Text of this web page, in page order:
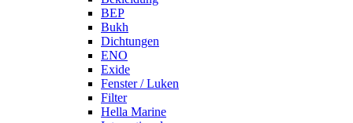
BEP
Bukh
Dichtungen
ENO
Exide
Fenster / Luken
Filter
Hella Marine